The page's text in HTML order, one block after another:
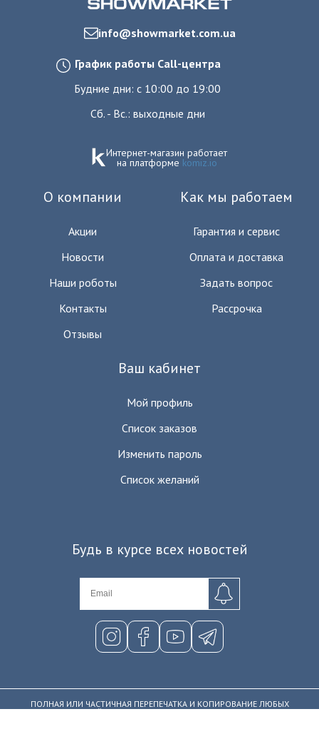
info@showmarket.com.ua
График работы Call-центра
Будние дни: с 10:00 до 19:00
Сб. - Вс.: выходные дни
Интернет-магазин работает
на платформе komiz.io
О компании
Акции
Новости
Наши роботы
Контакты
Отзывы
Как мы работаем
Гарантия и сервис
Оплата и доставка
Задать вопрос
Рассрочка
Ваш кабинет
Мой профиль
Список заказов
Изменить пароль
Список желаний
Будь в курсе всех новостей
ПОЛНАЯ ИЛИ ЧАСТИЧНАЯ ПЕРЕПЕЧАТКА И КОПИРОВАНИЕ ЛЮБЫХ
МАТЕРИАЛОВ С САЙТА В КАКОМ-ЛИБО ВИДЕ СТРОГО ЗАПРЕЩЕНЫ. ©